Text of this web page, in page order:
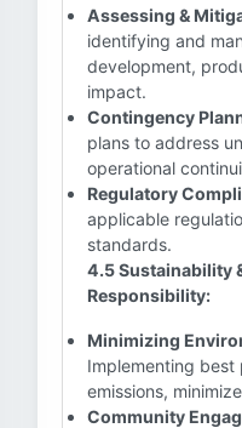
Assessing &
identifying and
development,
impact.
Contingency
plans to address
operational
Regulatory
applicable
standards.
4.5 Sustainability
Responsibility:
Minimizing
Implementing
emissions,
Community